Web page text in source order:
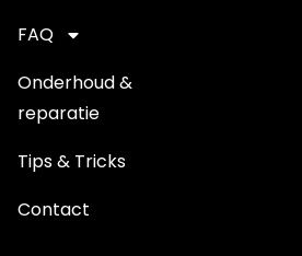
FAQ
Onderhoud &
reparatie
Tips & Tricks
Contact